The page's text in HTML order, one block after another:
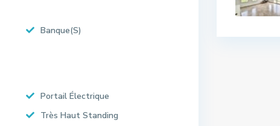
Banque(S)
Portail Électrique
Très Haut Standing